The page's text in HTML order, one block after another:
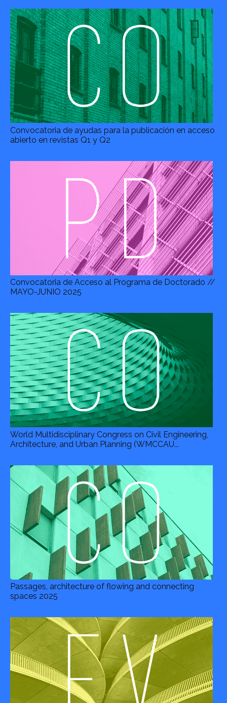
Convocatoria de ayudas para la publicación en acceso
abierto en revistas Q1 y Q2
Convocatoria de Acceso al Programa de Doctorado //
MAYO-JUNIO 2025
World Multidisciplinary Congress on Civil Engineering,
Architecture, and Urban Planning (WMCCAU...
Passages, architecture of flowing and connecting
spaces 2025